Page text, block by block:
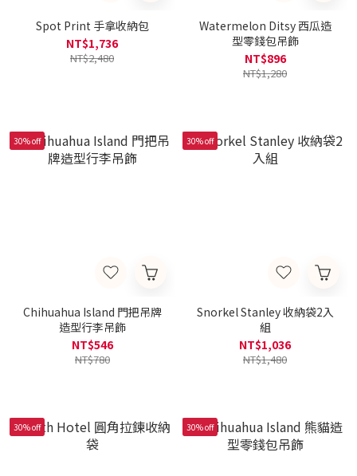
Spot Print 手拿收納包
NT$1,736
NT$2,480
Watermelon Ditsy 西瓜造
型零錢包吊飾
NT$896
NT$1,280
30% off
Chihuahua Island 門把吊牌
造型行李吊飾
NT$546
NT$780
30% off
Snorkel Stanley 收納袋2入
組
NT$1,036
NT$1,480
30% off 30% off